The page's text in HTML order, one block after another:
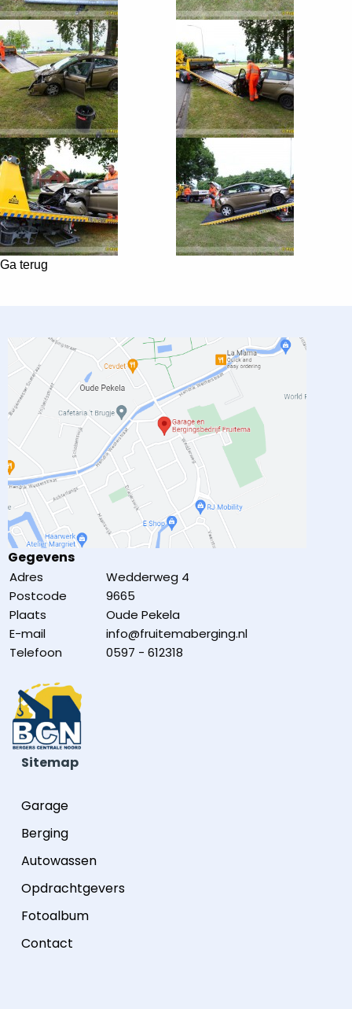
Ga terug
Gegevens
Adres
Wedderweg 4
Postcode
9665
Plaats
Oude Pekela
E-mail
info@fruitemaberging.nl
Telefoon
0597 - 612318
Sitemap
Garage
Berging
Autowassen
Opdrachtgevers
Fotoalbum
Contact